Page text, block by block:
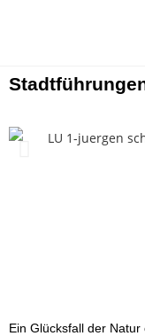
Ein Glücksfall der